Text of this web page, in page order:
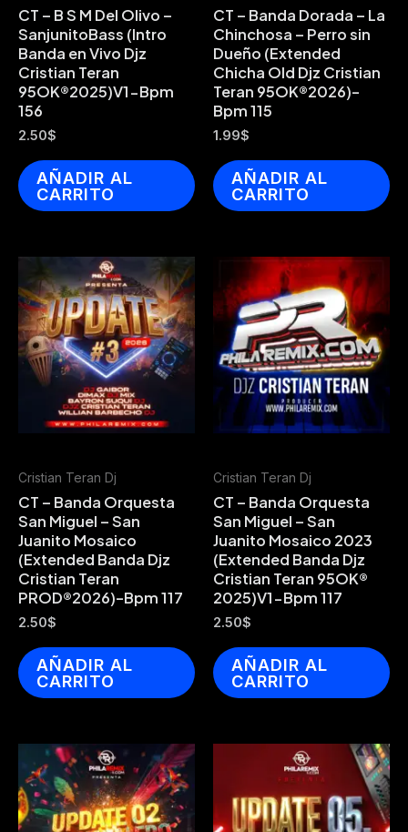
CT – B S M Del Olivo –
SanjunitoBass (Intro
Banda en Vivo Djz
Cristian Teran
95OK®2025)V1-Bpm
156
2.50$
AÑADIR AL
CARRITO
CT – Banda Dorada – La
Chinchosa – Perro sin
Dueño (Extended
Chicha Old Djz Cristian
Teran 95OK®2026)-
Bpm 115
1.99$
AÑADIR AL
CARRITO
Cristian Teran Dj
CT – Banda Orquesta
San Miguel – San
Juanito Mosaico
(Extended Banda Djz
Cristian Teran
PROD®️2026)-Bpm 117
2.50$
AÑADIR AL
CARRITO
Cristian Teran Dj
CT – Banda Orquesta
San Miguel – San
Juanito Mosaico 2023
(Extended Banda Djz
Cristian Teran 95OK®
2025)V1-Bpm 117
2.50$
AÑADIR AL
CARRITO